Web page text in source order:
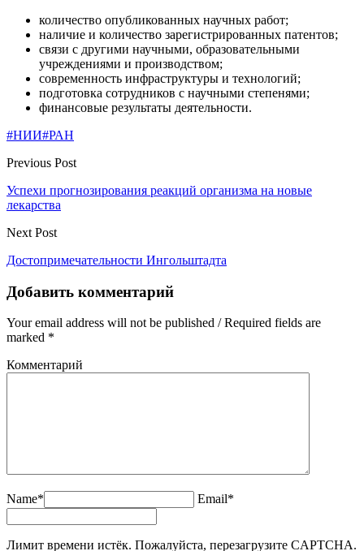
количество опубликованных научных работ;
наличие и количество зарегистрированных патентов;
связи с другими научными, образовательными
учреждениями и производством;
современность инфраструктуры и технологий;
подготовка сотрудников с научными степенями;
финансовые результаты деятельности.
#НИИ#РАН
Previous Post
Успехи прогнозирования реакций организма на новые
лекарства
Next Post
Достопримечательности Ингольштадта
Добавить комментарий
Your email address will not be published / Required fields are
marked *
Комментарий
Name* Email*
Лимит времени истёк. Пожалуйста, перезагрузите CAPTCHA.